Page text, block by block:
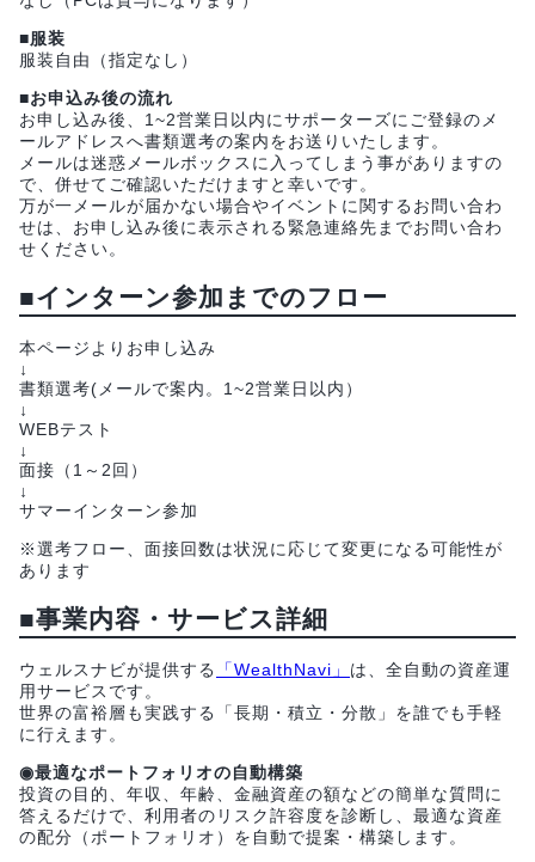
■服装
服装自由（指定なし）
■お申込み後の流れ
お申し込み後、1~2営業日以内にサポーターズにご登録のメ
ールアドレスへ書類選考の案内をお送りいたします。
メールは迷惑メールボックスに入ってしまう事がありますの
で、併せてご確認いただけますと幸いです。
万が一メールが届かない場合やイベントに関するお問い合わ
せは、お申し込み後に表示される緊急連絡先までお問い合わ
せください。
■インターン参加までのフロー
本ページよりお申し込み
↓
書類選考(メールで案内。1~2営業日以内）
↓
WEBテスト
↓
面接（1～2回）
↓
サマーインターン参加
※選考フロー、面接回数は状況に応じて変更になる可能性が
あります
■事業内容・サービス詳細
ウェルスナビが提供する 「WealthNavi」 は、全自動の資産運
用サービスです。
世界の富裕層も実践する「長期・積立・分散」を誰でも手軽
に行えます。
◉最適なポートフォリオの自動構築
投資の目的、年収、年齢、金融資産の額などの簡単な質問に
答えるだけで、利用者のリスク許容度を診断し、最適な資産
の配分（ポートフォリオ）を自動で提案・構築します。